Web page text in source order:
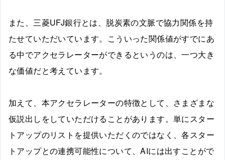
また、三菱UFJ銀行とは、脱炭素の文脈で協力関係を持
たせていただいています。こういった関係値がすでにあ
る中でアクセラレーターができるというのは、一つ大き
な価値だと考えています。
加えて、本アクセラレーターの特徴として、さまざまな
仮説出しをしていただけることがあります。単にスター
トアップのリストを提供いただくのではなく、各スター
トアップとの連携可能性について、AIには出すことがで